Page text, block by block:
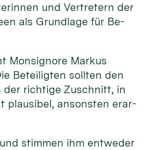
und Ver­tre­tern der
als Grund­lage für Be­
Monsignore Markus
Be­teilig­ten soll­ten den
der rich­tige Zu­schnitt, in
plau­sibel, ansons­ten erar­
stimmen ihm ent­weder